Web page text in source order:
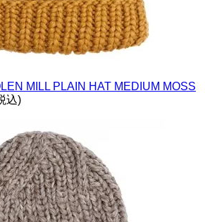
MILL PLAIN HAT MEDIUM MOSS
込)